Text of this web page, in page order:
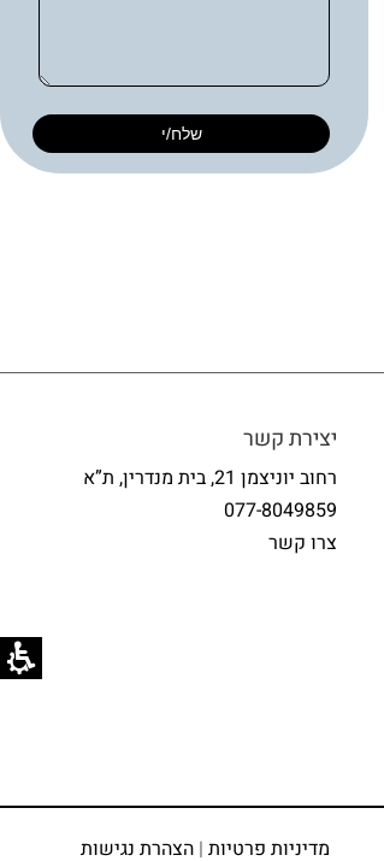
שלח/י
יצירת קשר
רחוב יוניצמן 21, בית מנדרין, ת”א
077-8049859
צרו קשר
מדיניות פרטיות| הצהרת נגישות